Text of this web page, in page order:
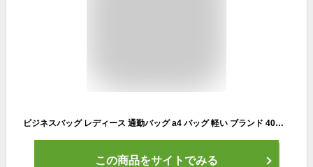
ビジネスバッグ レディース 通勤バッグ a4 バッグ 軽い ブランド 40代 持ち手長め かわいい 名入れ トートバッグ 面接 パソコン 軽量 営業バッグ ファスナー ハンドバッグ 底鋲 肩掛け 自立 人気 就活 通学 ギフト 外交員
この商品をサイトでみる